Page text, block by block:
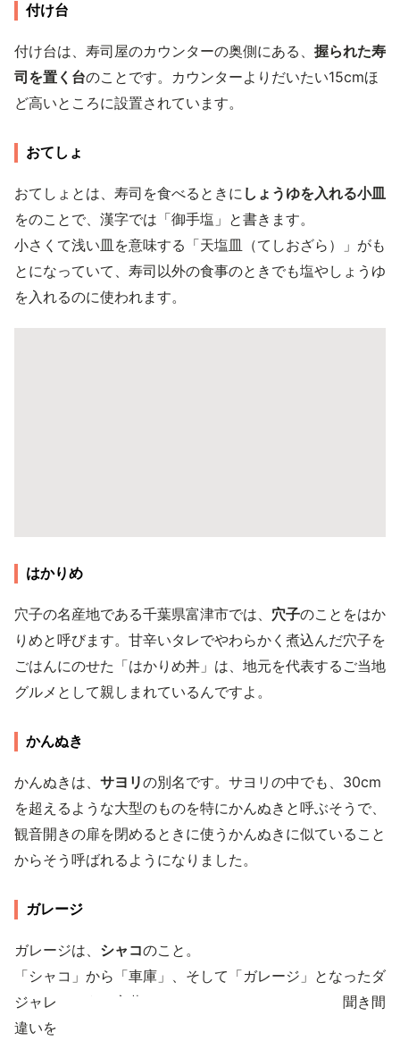
付け台
付け台は、寿司屋のカウンターの奥側にある、 握られた寿
司を置く台のことです。カウンターよりだいたい15cmほ
ど高いところに設置されています。
おてしょ
おてしょとは、寿司を食べるときに しょうゆを入れる小皿
をのことで、漢字では「御手塩」と書きます。
小さくて浅い皿を意味する「天塩皿（てしおざら）」がも
とになっていて、寿司以外の食事のときでも塩やしょうゆ
を入れるのに使われます。
はかりめ
穴子の名産地である千葉県富津市では、 穴子のことをはか
りめと呼びます。甘辛いタレでやわらかく煮込んだ穴子を
ごはんにのせた「はかりめ丼」は、地元を代表するご当地
グルメとして親しまれているんですよ。
かんぬき
かんぬきは、 サヨリの別名です。サヨリの中でも、30cm
を超えるような大型のものを特にかんぬきと呼ぶそうで、
観音開きの扉を閉めるときに使うかんぬきに似ていること
からそう呼ばれるようになりました。
ガレージ
ガレージは、 シャコのこと。
「シャコ」から「車庫」、そして「ガレージ」となったダ
ジャレのような言葉です。さらに、シャコとタコの聞き間
違いを防ぐ意味もあるのだとか。